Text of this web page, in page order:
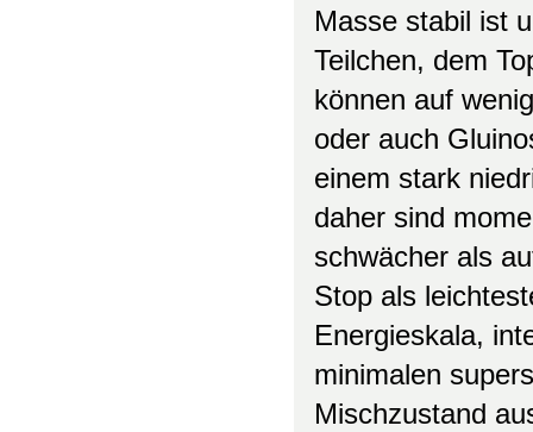
Masse stabil ist
Teilchen, dem
können auf
oder auch
einem stark
daher sind
schwächer als
Stop als
Energieskala,
minimalen
Mischzustand